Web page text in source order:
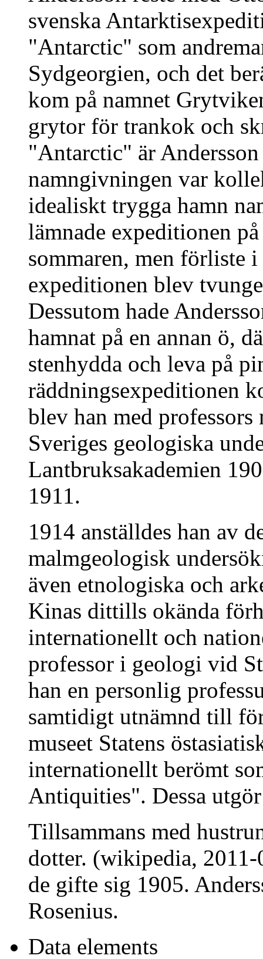
svenska
"Antarctic" som
Sydgeorgien, och det
kom på namnet
grytor för trankok och
"Antarctic" är
namngivningen var
idealiskt trygga hamn
lämnade expeditionen
sommaren, men förliste
expeditionen blev
Dessutom hade
hamnat på en annan ö,
stenhydda och leva på
räddningsexpeditionen
blev han med
Sveriges geologiska
Lantbruksakademien
1911.
1914 anställdes han av
malmgeologisk
även etnologiska och
Kinas dittills okända
internationellt och
professor i geologi vid
han en personlig
samtidigt utnämnd till
museet Statens
internationellt berömt
Antiquities". Dessa
Tillsammans med
dotter. (wikipedia,
de gifte sig 1905.
Rosenius.
Data elements